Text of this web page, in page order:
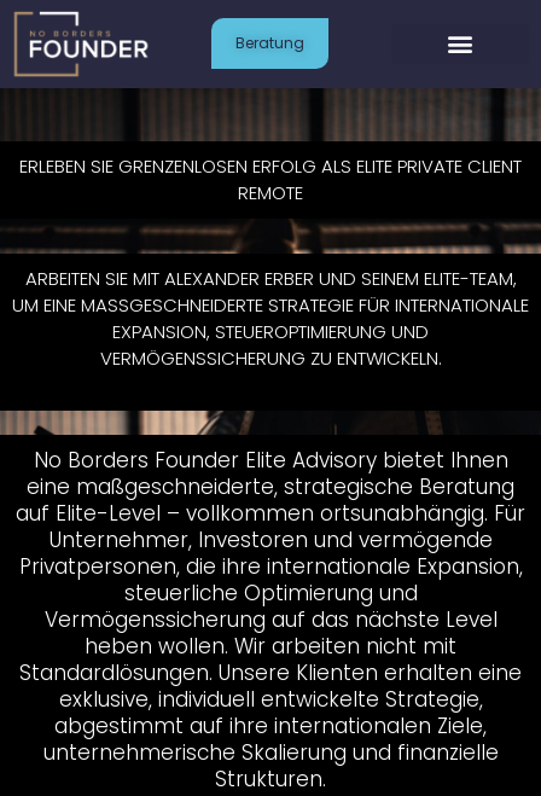
Zum
Inhalt
springen
Beratung
ERLEBEN SIE GRENZENLOSEN ERFOLG ALS ELITE PRIVATE CLIENT
REMOTE
ARBEITEN SIE MIT ALEXANDER ERBER UND SEINEM ELITE-TEAM,
UM EINE MASSGESCHNEIDERTE STRATEGIE FÜR INTERNATIONALE
EXPANSION, STEUEROPTIMIERUNG UND
VERMÖGENSSICHERUNG ZU ENTWICKELN.
No Borders Founder Elite Advisory bietet Ihnen
eine maßgeschneiderte, strategische Beratung
auf Elite-Level – vollkommen ortsunabhängig. Für
Unternehmer, Investoren und vermögende
Privatpersonen, die ihre internationale Expansion,
steuerliche Optimierung und
Vermögenssicherung auf das nächste Level
heben wollen. Wir arbeiten nicht mit
Standardlösungen. Unsere Klienten erhalten eine
exklusive, individuell entwickelte Strategie,
abgestimmt auf ihre internationalen Ziele,
unternehmerische Skalierung und finanzielle
Strukturen.